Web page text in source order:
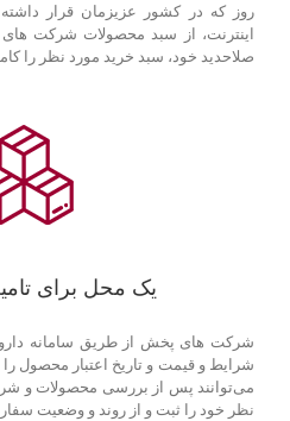
روز که در کشور عزیزمان قرار داشته
اینترنت، از سبد محصولات شرکت
صلاحدید خود، سبد خرید مورد نظر را
یک محل برای
شرکت های پخش از طریق سامانه
شرایط و قیمت و تاریخ اعتبار محصول را
می‌توانند پس از بررسی محصولات و
نظر خود را ثبت و از روند و وضعیت